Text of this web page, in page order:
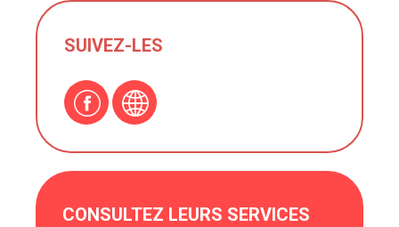
SUIVEZ-LES
CONSULTEZ LEURS SERVICES